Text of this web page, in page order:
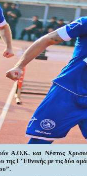
Α.Ο.Κ. και Νέστος
της Γ’ Εθνικής με τις δύο